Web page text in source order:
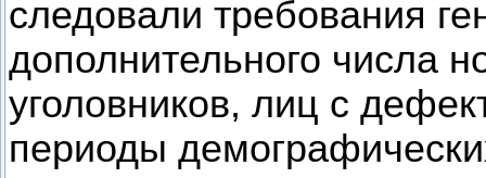
следовали требования
дополнительного числа
уголовников, лиц с
периоды